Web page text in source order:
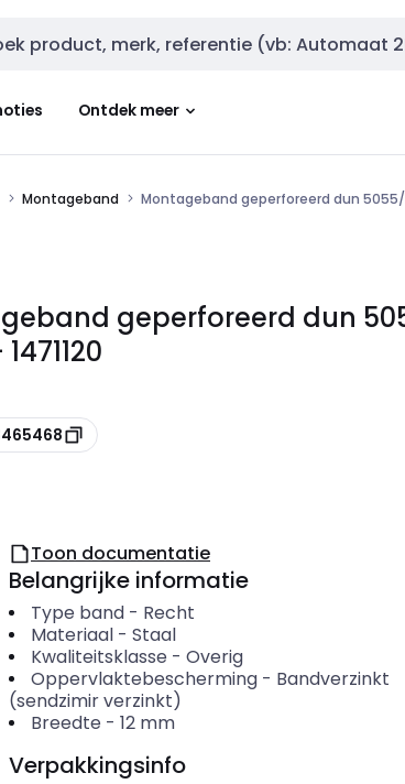
invoer
Ontdek meer
Montageband Montageband geperforeerd dun 5055/
geperforeerd dun
Toon documentatie
Belangrijke informatie
Type band- Recht
Materiaal- Staal
Kwaliteitsklasse - Overig
Oppervlaktebescherming- Bandverzinkt
(sendzimir verzinkt)
Breedte - 12 mm
Verpakkingsinfo